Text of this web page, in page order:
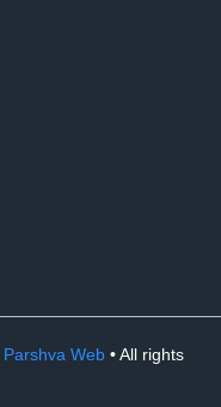
Parshva Web • All rights